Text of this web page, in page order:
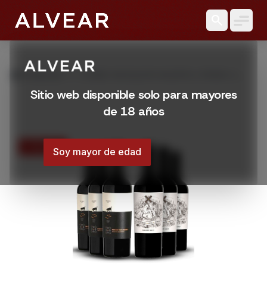
Sitio web disponible solo para mayores
de 18 años
Soy mayor de edad
Productos
COMBO MOSQUITA MUERTA 3 PERRO 3
17% OFF